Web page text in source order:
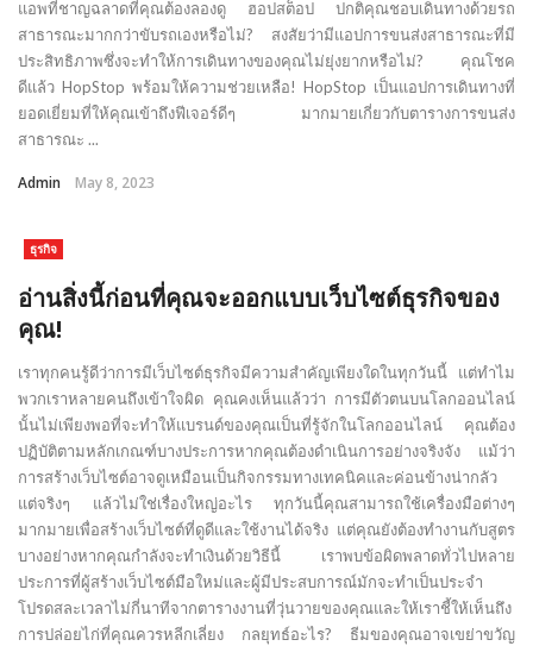
แอพที่ชาญฉลาดที่คุณต้องลองดู ฮอปสต็อป ปกติคุณชอบเดินทางด้วยรถ
สาธารณะมากกว่าขับรถเองหรือไม่? สงสัยว่ามีแอปการขนส่งสาธารณะที่มี
ประสิทธิภาพซึ่งจะทำให้การเดินทางของคุณไม่ยุ่งยากหรือไม่? คุณโชค
ดีแล้ว HopStop พร้อมให้ความช่วยเหลือ! HopStop เป็นแอปการเดินทางที่
ยอดเยี่ยมที่ให้คุณเข้าถึงฟีเจอร์ดีๆ มากมายเกี่ยวกับตารางการขนส่ง
สาธารณะ ...
Admin May 8, 2023
ธุรกิจ
อ่านสิ่งนี้ก่อนที่คุณจะออกแบบเว็บไซต์ธุรกิจของ
คุณ!
เราทุกคนรู้ดีว่าการมีเว็บไซต์ธุรกิจมีความสำคัญเพียงใดในทุกวันนี้ แต่ทำไม
พวกเราหลายคนถึงเข้าใจผิด คุณคงเห็นแล้วว่า การมีตัวตนบนโลกออนไลน์
นั้นไม่เพียงพอที่จะทำให้แบรนด์ของคุณเป็นที่รู้จักในโลกออนไลน์ คุณต้อง
ปฏิบัติตามหลักเกณฑ์บางประการหากคุณต้องดำเนินการอย่างจริงจัง แม้ว่า
การสร้างเว็บไซต์อาจดูเหมือนเป็นกิจกรรมทางเทคนิคและค่อนข้างน่ากลัว
แต่จริงๆ แล้วไม่ใช่เรื่องใหญ่อะไร ทุกวันนี้คุณสามารถใช้เครื่องมือต่างๆ
มากมายเพื่อสร้างเว็บไซต์ที่ดูดีและใช้งานได้จริง แต่คุณยังต้องทำงานกับสูตร
บางอย่างหากคุณกำลังจะทำเงินด้วยวิธีนี้ เราพบข้อผิดพลาดทั่วไปหลาย
ประการที่ผู้สร้างเว็บไซต์มือใหม่และผู้มีประสบการณ์มักจะทำเป็นประจำ
โปรดสละเวลาไม่กี่นาทีจากตารางงานที่วุ่นวายของคุณและให้เราชี้ให้เห็นถึง
การปล่อยไก่ที่คุณควรหลีกเลี่ยง กลยุทธ์อะไร? ธีมของคุณอาจเขย่าขวัญ